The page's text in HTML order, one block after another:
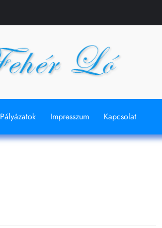
Pályázatok Impresszum Kapcsolat